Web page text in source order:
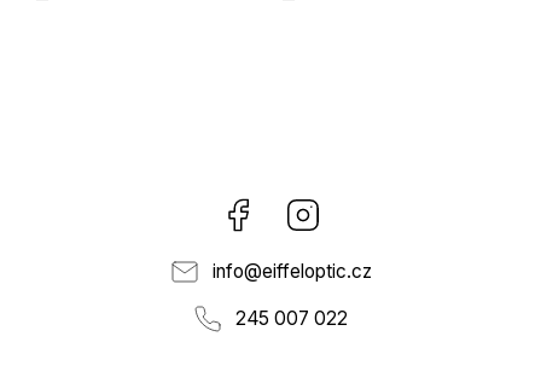
Facebook
info@eiffeloptic.cz
245 007 022